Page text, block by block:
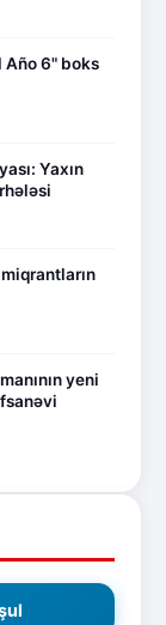
Año 6" boks
Yaxın
yeni